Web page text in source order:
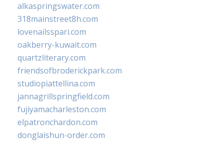
alkaspringswater.com
318mainstreet8h.com
lovenailsspari.com
oakberry-kuwait.com
quartzliterary.com
friendsofbroderickpark.com
studiopiattellina.com
jannagrillspringfield.com
fujiyamacharleston.com
elpatronchardon.com
donglaishun-order.com